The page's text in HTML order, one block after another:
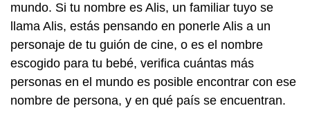
mundo. Si tu nombre es Alis, un familiar tuyo se
llama Alis, estás pensando en ponerle Alis a un
personaje de tu guión de cine, o es el nombre
escogido para tu bebé, verifica cuántas más
personas en el mundo es posible encontrar con ese
nombre de persona, y en qué país se encuentran.